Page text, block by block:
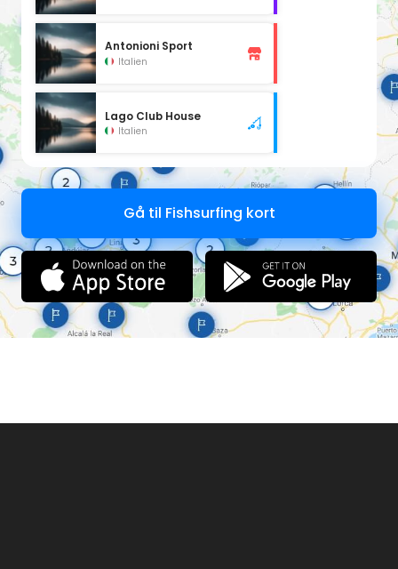
Antonioni Sport
Italien
Lago Club House
Italien
Gå til Fishsurfing kort